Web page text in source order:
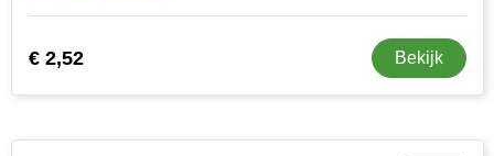
€ 2,52 Bekijk